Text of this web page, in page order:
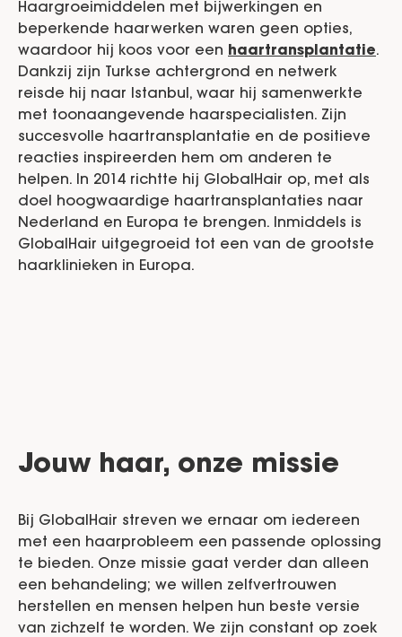
Haargroeimiddelen met bijwerkingen en
beperkende haarwerken waren geen opties,
waardoor hij koos voor een haartransplantatie.
Dankzij zijn Turkse achtergrond en netwerk
reisde hij naar Istanbul, waar hij samenwerkte
met toonaangevende haarspecialisten. Zijn
succesvolle haartransplantatie en de positieve
reacties inspireerden hem om anderen te
helpen. In 2014 richtte hij GlobalHair op, met als
doel hoogwaardige haartransplantaties naar
Nederland en Europa te brengen. Inmiddels is
GlobalHair uitgegroeid tot een van de grootste
haarklinieken in Europa.
Jouw haar, onze missie
Bij GlobalHair streven we ernaar om iedereen
met een haarprobleem een passende oplossing
te bieden. Onze missie gaat verder dan alleen
een behandeling; we willen zelfvertrouwen
herstellen en mensen helpen hun beste versie
van zichzelf te worden. We zijn constant op zoek